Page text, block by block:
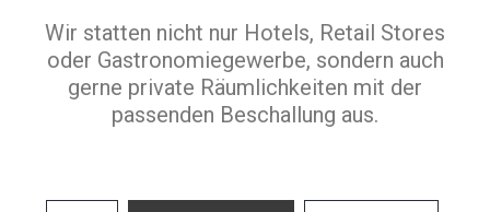
Wir statten nicht nur Hotels, Retail Stores
oder Gastronomiegewerbe, sondern auch
gerne private Räumlichkeiten mit der
passenden Beschallung aus.